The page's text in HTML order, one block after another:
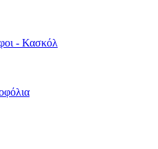
- Κασκόλ